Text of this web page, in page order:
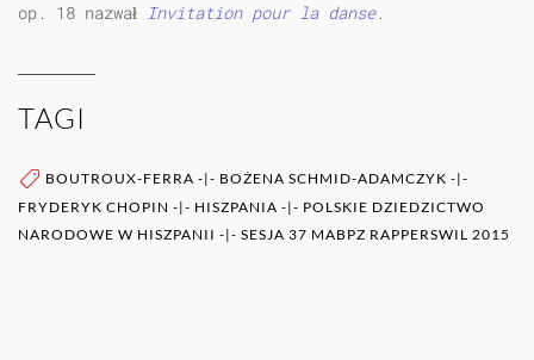
op. 18 nazwał Invitation pour la danse.
TAGI
BOUTROUX-FERRA -|- BOŻENA SCHMID-ADAMCZYK -|-
FRYDERYK CHOPIN -|- HISZPANIA -|- POLSKIE DZIEDZICTWO
NARODOWE W HISZPANII -|- SESJA 37 MABPZ RAPPERSWIL 2015